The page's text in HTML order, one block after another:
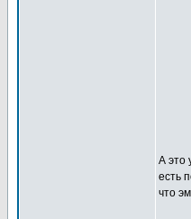
А это
есть
что